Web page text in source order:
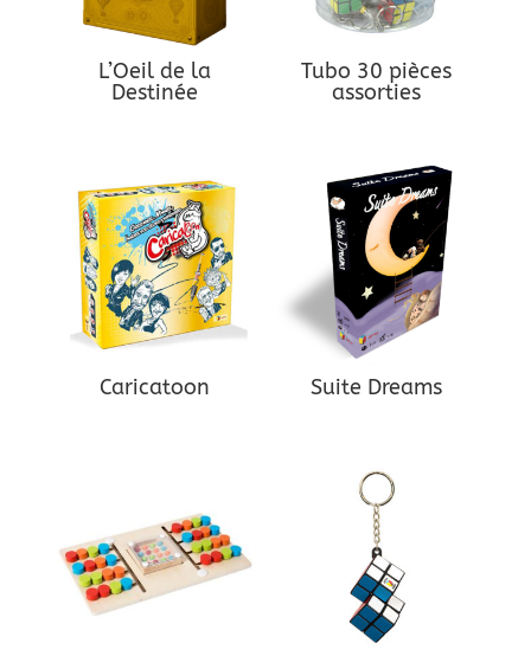
L’Oeil de la
Destinée
Tubo 30 pièces
assorties
Caricatoon Suite Dreams